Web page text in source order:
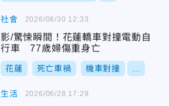
社會
影/驚悚瞬間！花蓮轎車對撞電動自
行車 77歲婦傷重身亡
花蓮 死亡車禍 機車對撞
2026/06/30 12:33
生活 2026/06/28 17:29